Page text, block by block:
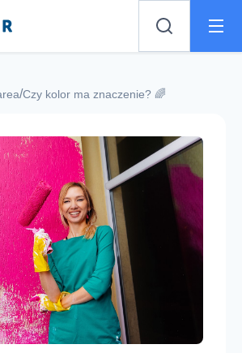
/Czy kolor ma znaczenie? 🌈